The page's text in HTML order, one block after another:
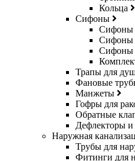
Кольца
Сифоны
Сифоны
Сифоны
Сифоны
Трапы для
Фановые
Манжеты
Гофры для
Обратные
Дефлекторы и
Наружная
Трубы для
Фитинги для